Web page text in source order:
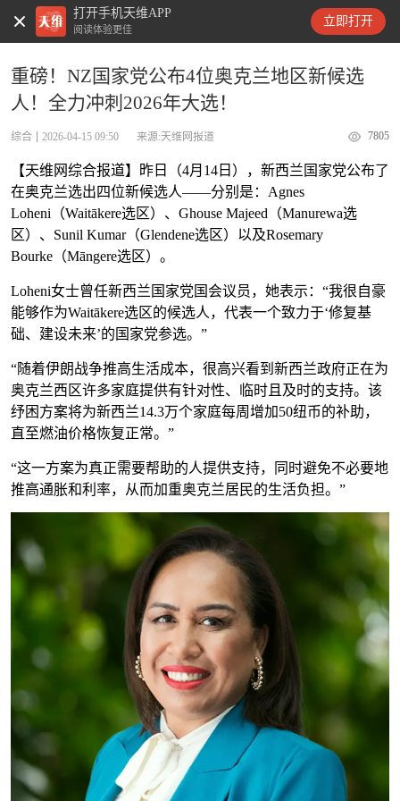
打开手机天维APP
阅读体验更佳
立即打开
天维新闻
重磅！NZ国家党公布4位奥克兰地区新候选
人！全力冲刺2026年大选！
综合 2026-04-15 09:50 来源:天维网报道 7805
【天维网综合报道】昨日（4月14日），新西兰国家党公布了
在奥克兰选出四位新候选人——分别是：Agnes
Loheni（Waitākere选区）、Ghouse Majeed（Manurewa选
区）、Sunil Kumar（Glendene选区）以及Rosemary
Bourke（Māngere选区）。
Loheni女士曾任新西兰国家党国会议员，她表示：“我很自豪
能够作为Waitākere选区的候选人，代表一个致力于‘修复基
础、建设未来’的国家党参选。”
“随着伊朗战争推高生活成本，很高兴看到新西兰政府正在为
奥克兰西区许多家庭提供有针对性、临时且及时的支持。该
纾困方案将为新西兰14.3万个家庭每周增加50纽币的补助，
直至燃油价格恢复正常。”
“这一方案为真正需要帮助的人提供支持，同时避免不必要地
推高通胀和利率，从而加重奥克兰居民的生活负担。”